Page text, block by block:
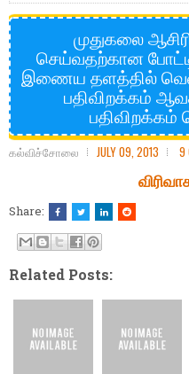
முதுகலை
செய்வதற்கான
இணைய தளத்தில்
பதிவிறக்கம்
கல்விச்சோலை JULY 09, 2013 9
Share:
Related Posts: